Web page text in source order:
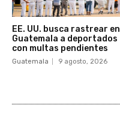
EE. UU. busca rastrear en
Guatemala a deportados
con multas pendientes
Guatemala 9 agosto, 2026